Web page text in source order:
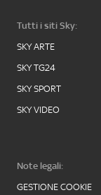
Tutti i siti Sky:
SKY ARTE
SKY TG24
SKY SPORT
SKY VIDEO
Note legali:
GESTIONE COOKIE